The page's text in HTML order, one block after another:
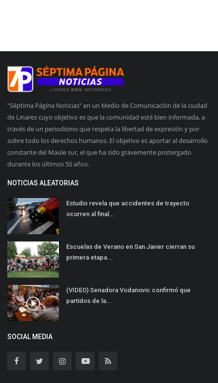
"Séptima Página Noticias" en un Medio de Comunicación de la ciudad
de Linares cuyo objetivo es que la comunidad esté bien informada, a
través de un periodismo que respeta la libertad de expresión y por
sobre todo los derechos humanos. El objetivo es aportar al desarrollo
constante del Maule sur, el que ha sido gravemente postergado
durante los últimos 50 años.
NOTICIAS ALEATORIAS
Estudio revela que accidentes de trayecto
ocurren al final...
Escuelas de Verano en San Javier cierran su
primera etapa...
(VIDEO) Senadora Vodanovic confirmó que
partidos de la...
SOCIAL MEDIA